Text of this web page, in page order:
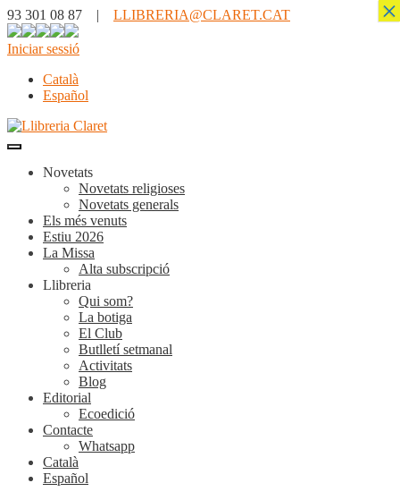
93 301 08 87 | LLIBRERIA@CLARET.CAT
Iniciar sessió
Català
Español
Novetats
Novetats religioses
Novetats generals
Els més venuts
Estiu 2026
La Missa
Alta subscripció
Llibreria
Qui som?
La botiga
El Club
Butlletí setmanal
Activitats
Blog
Editorial
Ecoedició
Contacte
Whatsapp
Català
Español
×